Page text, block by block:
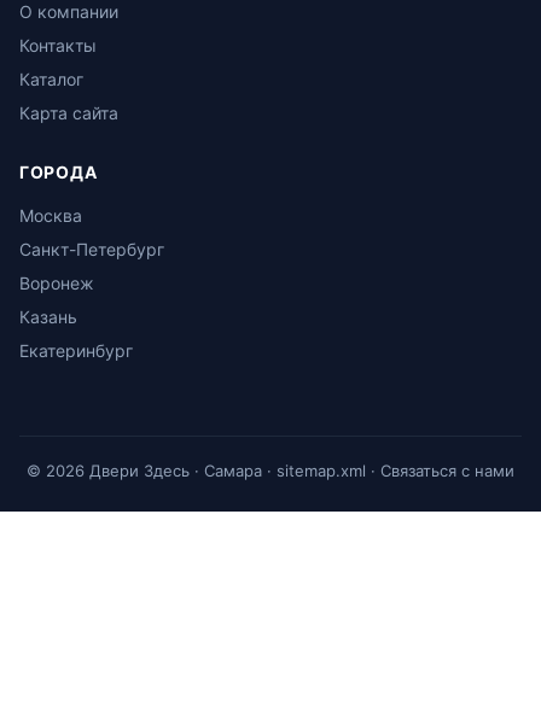
О компании
Контакты
Каталог
Карта сайта
ГОРОДА
Москва
Санкт-Петербург
Воронеж
Казань
Екатеринбург
© 2026 Двери Здесь · Самара · sitemap.xml · Связаться с нами